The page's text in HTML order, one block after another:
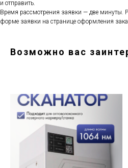
и отправить.
Время рассмотрения заявки — две минуты.
форме заявки на странице оформления
Возможно вас